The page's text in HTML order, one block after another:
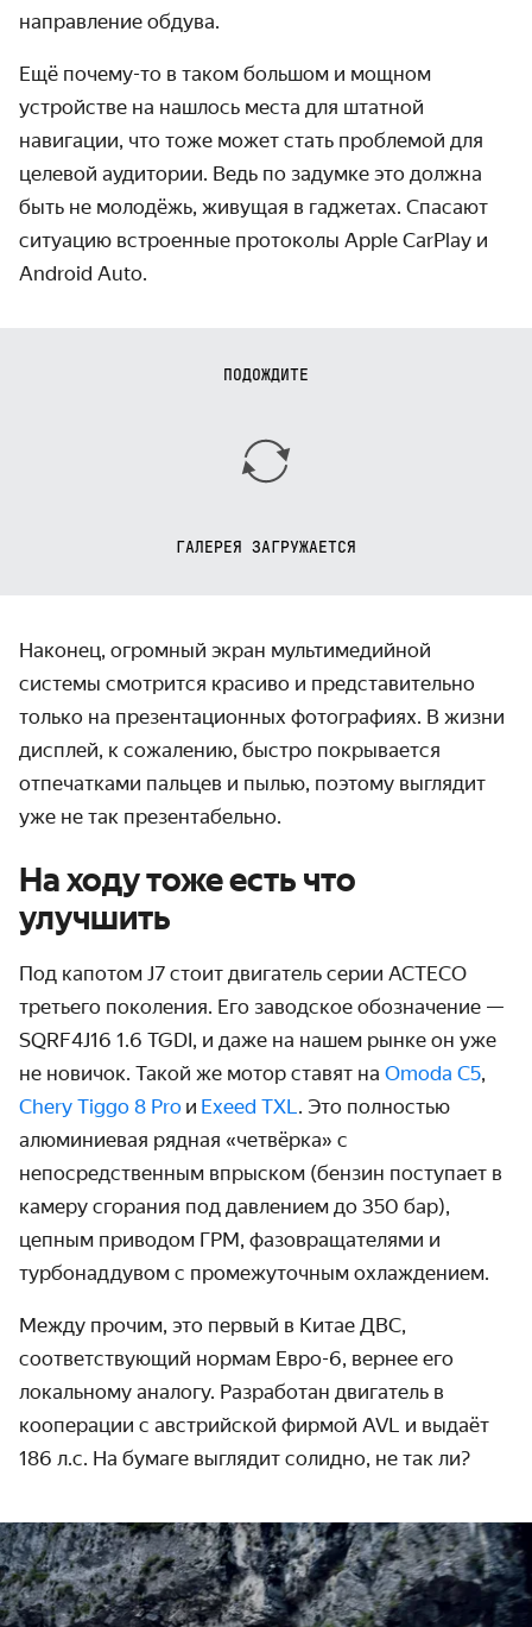
направление обдува.
Ещё почему-то в таком большом и мощном
устройстве на нашлось места для штатной
навигации, что тоже может стать проблемой для
целевой аудитории. Ведь по задумке это должна
быть не молодёжь, живущая в гаджетах. Спасают
ситуацию встроенные протоколы Apple CarPlay и
Android Auto.
ПОДОЖДИТЕ
ГАЛЕРЕЯ ЗАГРУЖАЕТСЯ
Наконец, огромный экран мультимедийной
системы смотрится красиво и представительно
только на презентационных фотографиях. В жизни
дисплей, к сожалению, быстро покрывается
отпечатками пальцев и пылью, поэтому выглядит
уже не так презентабельно.
На ходу тоже есть что
улучшить
Под капотом J7 стоит двигатель серии ACTECO
третьего поколения. Его заводское обозначение —
SQRF4J16 1.6 TGDI, и даже на нашем рынке он уже
не новичок. Такой же мотор ставят на Omoda C5,
Chery Tiggo 8 Pro и Exeed TXL . Это полностью
алюминиевая рядная «четвёрка» с
непосредственным впрыском (бензин поступает в
камеру сгорания под давлением до 350 бар),
цепным приводом ГРМ, фазовращателями и
турбонаддувом с промежуточным охлаждением.
Между прочим, это первый в Китае ДВС,
соответствующий нормам Евро-6, вернее его
локальному аналогу. Разработан двигатель в
кооперации с австрийской фирмой AVL и выдаёт
186 л.с. На бумаге выглядит солидно, не так ли?